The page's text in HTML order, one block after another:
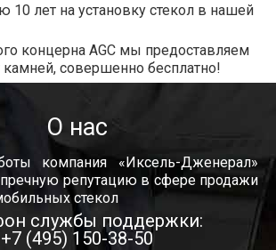
10 лет на установку стекол в нашей
концерна AGC мы предоставляем
камней, совершенно бесплатно!
О нас
компания «Иксель-Дженерал»
репутацию в сфере продажи
стекол
службы поддержки:
+7 (495) 150-38-50